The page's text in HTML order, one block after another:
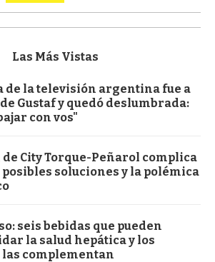
Las Más Vistas
de la televisión argentina fue a
Gustaf y quedó deslumbrada:
con vos"
de City Torque-Peñarol complica
posibles soluciones y la polémica
seis bebidas que pueden
la salud hepática y los
las complementan